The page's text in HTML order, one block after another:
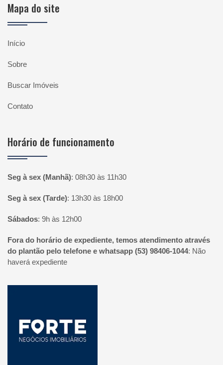
Mapa do site
Início
Sobre
Buscar Imóveis
Contato
Horário de funcionamento
Seg à sex (Manhã): 08h30 às 11h30
Seg à sex (Tarde): 13h30 às 18h00
Sábados: 9h às 12h00
Fora do horário de expediente, temos atendimento através
do plantão pelo telefone e whatsapp (53) 98406-1044: Não
haverá expediente